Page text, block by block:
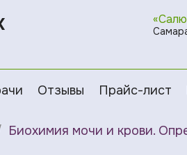
Отзывы Прайс-лист
Биохимия мочи и крови.